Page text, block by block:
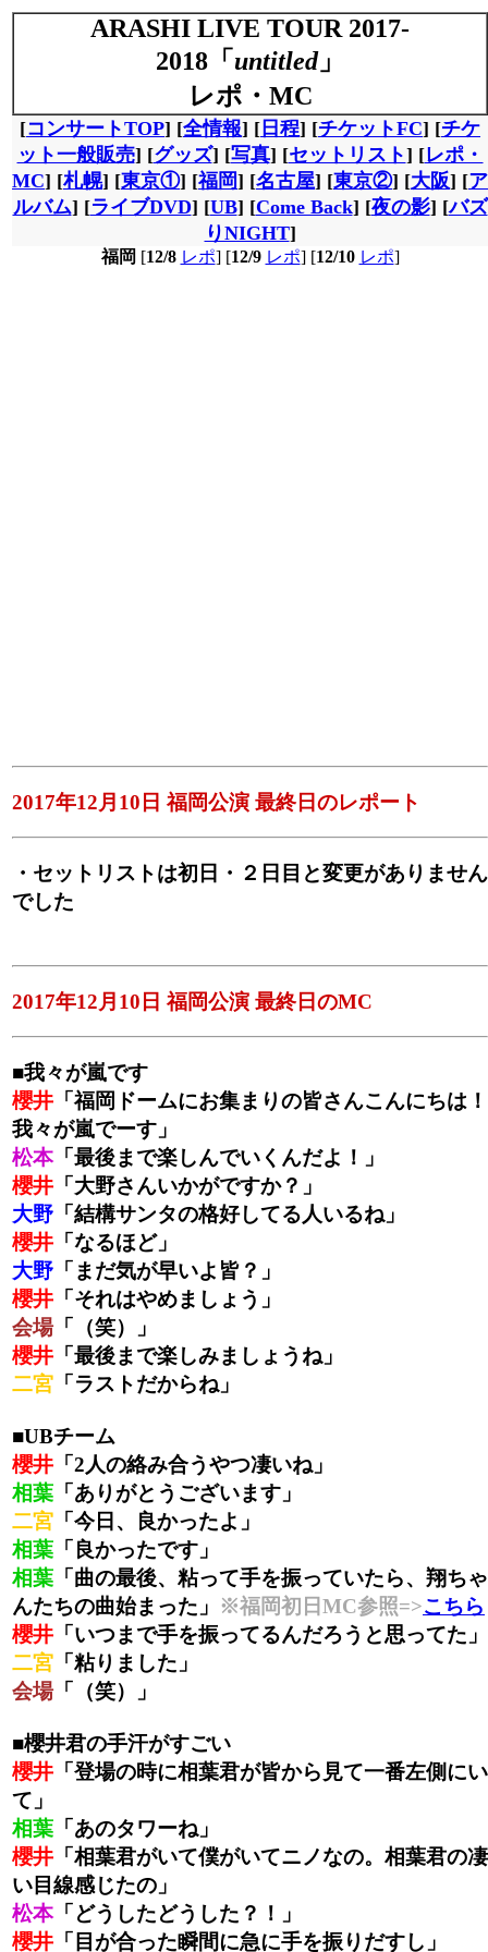
ARASHI LIVE TOUR 2017-
2018「 untitled」
レポ・MC
[コンサートTOP] [全情報] [ 日程] [チケットFC] [チケ
ット一般販売] [グッズ] [写真] [セットリスト] [レポ・
MC] [札幌] [東京①] [福岡] [名古屋] [東京②] [大阪] [ア
ルバム] [ライブDVD] [UB] [Come Back] [夜の影] [バズ
りNIGHT]
福岡 [12/8 レポ] [12/9 レポ] [12/10 レポ]
2017年12月10日 福岡公演 最終日のレポート
・セットリストは初日・２日目と変更がありません
でした
2017年12月10日 福岡公演 最終日のMC
■我々が嵐です
櫻井 「福岡ドームにお集まりの皆さんこんにちは！
我々が嵐でーす」
松本「最後まで楽しんでいくんだよ！」
櫻井 「大野さんいかがですか？」
大野 「結構サンタの格好してる人いるね」
櫻井 「なるほど」
大野 「まだ気が早いよ皆？」
櫻井 「それはやめましょう」
会場「（笑）」
櫻井 「最後まで楽しみましょうね」
二宮 「ラストだからね」
■UBチーム
櫻井 「2人の絡み合うやつ凄いね」
相葉 「ありがとうございます」
二宮 「今日、良かったよ」
相葉 「良かったです」
相葉 「曲の最後、粘って手を振っていたら、翔ちゃ
んたちの曲始まった」 ※福岡初日MC参照=>こちら
櫻井 「いつまで手を振ってるんだろうと思ってた」
二宮 「粘りました」
会場「（笑）」
■櫻井君の手汗がすごい
櫻井 「登場の時に相葉君が皆から見て一番左側にい
て」
相葉 「あのタワーね」
櫻井 「相葉君がいて僕がいてニノなの。相葉君の凄
い目線感じたの」
松本「どうしたどうした？！」
櫻井 「目が合った瞬間に急に手を振りだすし」